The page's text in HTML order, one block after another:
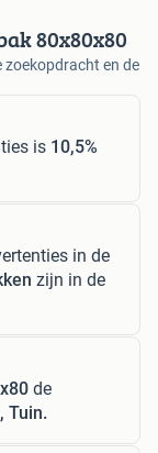
80x80x80
zoekopdracht en de
is 10,5%
in de
zijn in de
de
Tuin.